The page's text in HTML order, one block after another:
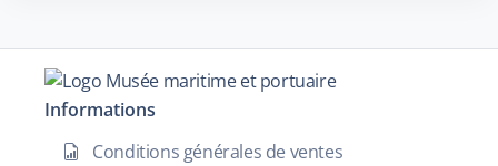
Informations
Conditions générales de ventes